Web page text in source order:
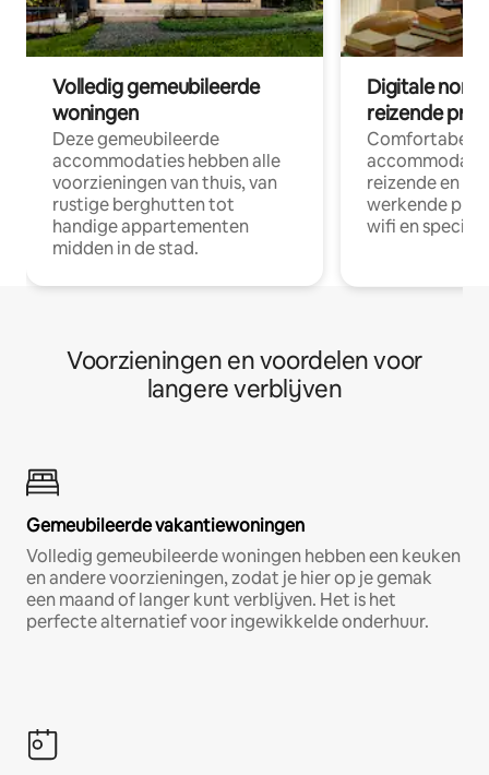
Volledig gemeubileerde
woningen
Deze gemeubileerde
accommodaties hebben alle
voorzieningen van thuis, van
rustige berghutten tot
handige appartementen
midden in de stad.
Digitale
reizende
Comfortabele
reizende en
werkende
wifi en
Voorzieningen en voordelen voor
langere verblijven
Gemeubileerde vakantiewoningen
Volledig gemeubileerde woningen hebben een keuken
en andere voorzieningen, zodat je hier op je gemak
een maand of langer kunt verblijven. Het is het
perfecte alternatief voor ingewikkelde onderhuur.